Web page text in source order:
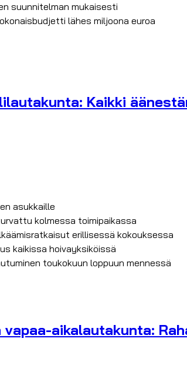
suunnitelman mukaisesti
lähes miljoona euroa
Kaikki
asukkaille
kolmessa toimipaikassa
erillisessä kokouksessa
kaikissa hoivayksiköissä
toukokuun loppuun mennessä
aikalautakunta: